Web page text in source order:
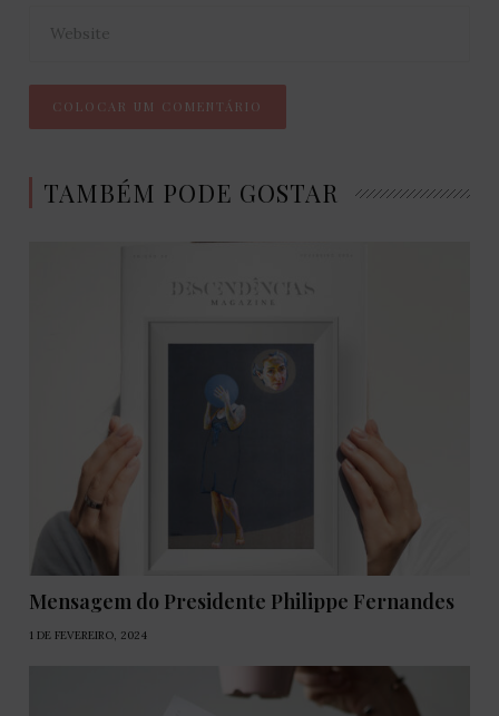
TAMBÉM PODE GOSTAR
Mensagem do Presidente Philippe Fernandes
1 DE FEVEREIRO, 2024